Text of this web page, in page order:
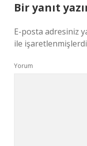
Bir yanıt
E-posta adresiniz
ile
Yorum